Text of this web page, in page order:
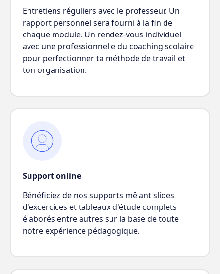
Entretiens réguliers avec le professeur. Un
rapport personnel sera fourni à la fin de
chaque module. Un rendez-vous individuel
avec une professionnelle du coaching scolaire
pour perfectionner ta méthode de travail et
ton organisation.
Support online
Bénéficiez de nos supports mêlant slides
d'excercices et tableaux d'étude complets
élaborés entre autres sur la base de toute
notre expérience pédagogique.